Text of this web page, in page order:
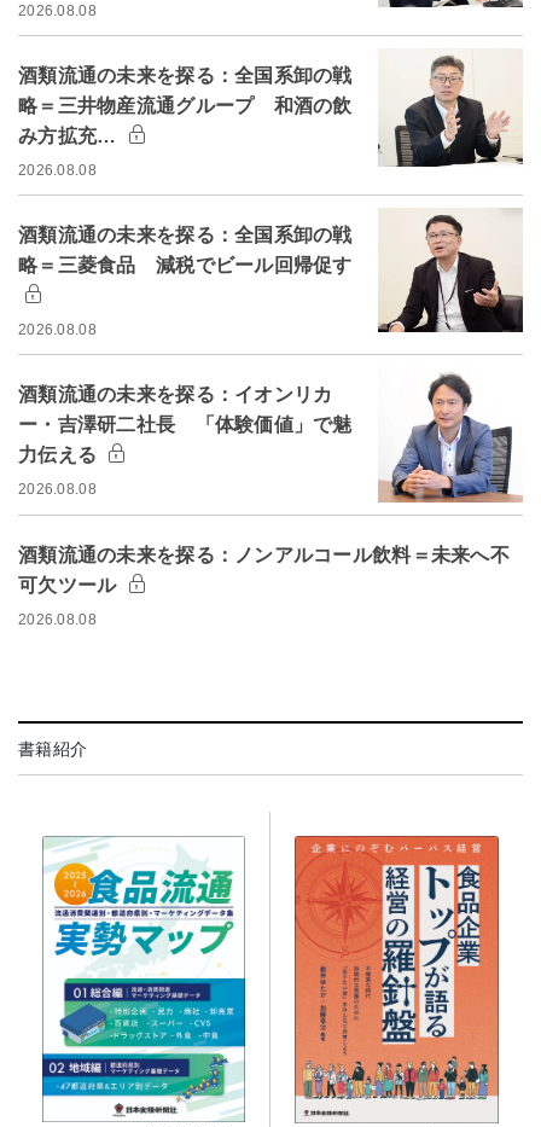
2026.08.08
酒類流通の未来を探る：全国系卸の戦
略＝三井物産流通グループ 和酒の飲
み方拡充…
2026.08.08
酒類流通の未来を探る：全国系卸の戦
略＝三菱食品 減税でビール回帰促す
2026.08.08
酒類流通の未来を探る：イオンリカ
ー・吉澤研二社長 「体験価値」で魅
力伝える
2026.08.08
酒類流通の未来を探る：ノンアルコール飲料＝未来へ不
可欠ツール
2026.08.08
書籍紹介